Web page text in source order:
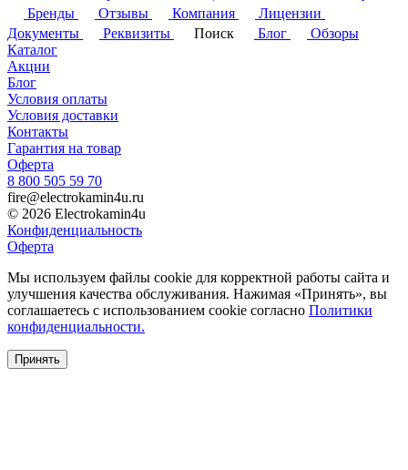
Бренды
Отзывы Компания
Лицензии
Документы
Реквизиты Поиск Блог
Обзоры
Каталог
Акции
Блог
Условия оплаты
Условия доставки
Контакты
Гарантия на товар
Оферта
8 800 505 59 70
fire@electrokamin4u.ru
© 2026 Electrokamin4u
Конфиденциальность
Оферта
Мы используем файлы cookie для корректной работы сайта и
улучшения качества обслуживания. Нажимая «Принять», вы
соглашаетесь с использованием cookie согласно Политики
конфиденциальности.
Принять